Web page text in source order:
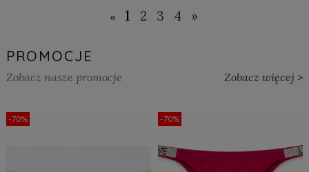
Do Koszyka »
« 1 2 3 4 »
PROMOCJE
Zobacz nasze promocje Zobacz więcej >
-70% -70%